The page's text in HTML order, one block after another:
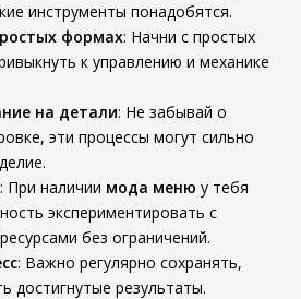
инструменты понадобятся.
формах: Начни с простых
к управлению и механике
на детали: Не забывай о
эти процессы могут сильно
: При наличии мода меню у тебя
экспериментировать с
без ограничений.
: Важно регулярно сохранять,
достигнутые результаты.